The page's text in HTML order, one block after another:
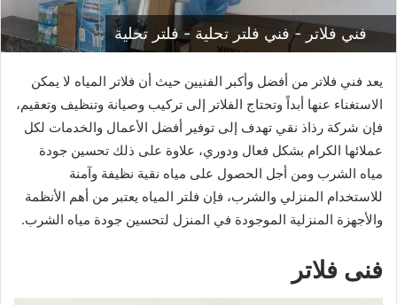
فني فلاتر - فني فلتر تحلية - فلتر تحلية
يعد فني فلاتر من أفضل وأكبر الفنيين حيث أن فلاتر المياه لا يمكن
الاستغناء عنها أبداً وتحتاج الفلاتر إلى تركيب وصيانة وتنظيف وتعقيم،
فإن شركة رذاذ نقي تهدف إلى توفير أفضل الأعمال والخدمات لكل
عملائها الكرام بشكل فعال ودوري، علاوة على ذلك تحسين جودة
مياه الشرب ومن أجل الحصول على مياه نقية نظيفة وآمنة
للاستخدام المنزلي والشرب، فإن فلتر المياه يعتبر من أهم الأنظمة
والأجهزة المنزلية الموجودة في المنزل لتحسين جودة مياه الشرب.
فنى فلاتر